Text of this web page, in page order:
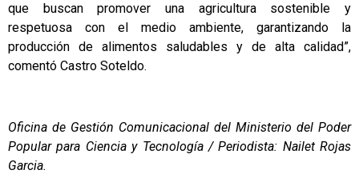
que buscan promover una agricultura sostenible y
respetuosa con el medio ambiente, garantizando la
producción de alimentos saludables y de alta calidad”,
comentó Castro Soteldo.
Oficina de Gestión Comunicacional del Ministerio del Poder
Popular para Ciencia y Tecnología / Periodista: Nailet Rojas
Garcia.